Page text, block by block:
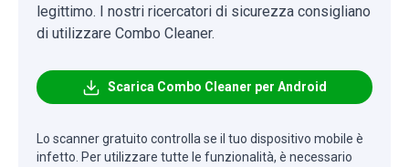
legittimo. I nostri ricercatori di sicurezza consigliano
di utilizzare Combo Cleaner.
Scarica Combo Cleaner per Android
Lo scanner gratuito controlla se il tuo dispositivo mobile è
infetto. Per utilizzare tutte le funzionalità, è necessario